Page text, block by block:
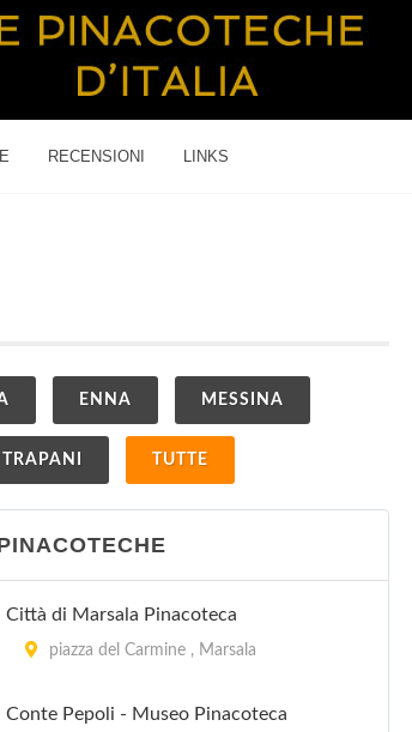
RECENSIONI LINKS
ENNA MESSINA
TRAPANI TUTTE
Città di Marsala Pinacoteca
piazza del Carmine , Marsala
Conte Pepoli - Museo Pinacoteca